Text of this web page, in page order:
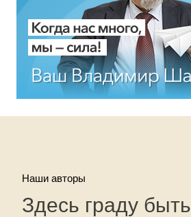
Наши авторы
Здесь граду быть